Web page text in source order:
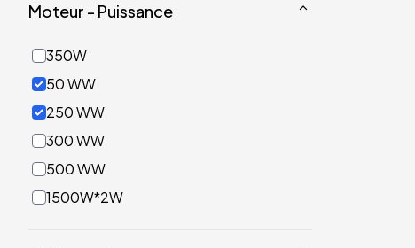
Moteur - Puissance
350W
50 WW
250 WW
300 WW
500 WW
1500W*2W